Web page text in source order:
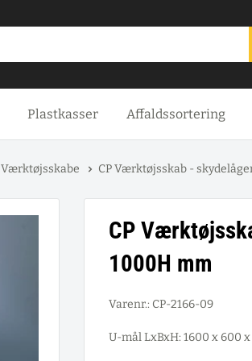
Plastkasser Affaldssortering
Værktøjsskabe CP Værktøjsskab -
CP
1000H mm
Varenr.: CP-2166-09
U-mål LxBxH: 1600 x 600